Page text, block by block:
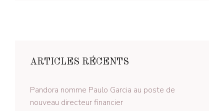
ARTICLES RÉCENTS
Pandora nomme Paulo Garcia au poste de
nouveau directeur financier